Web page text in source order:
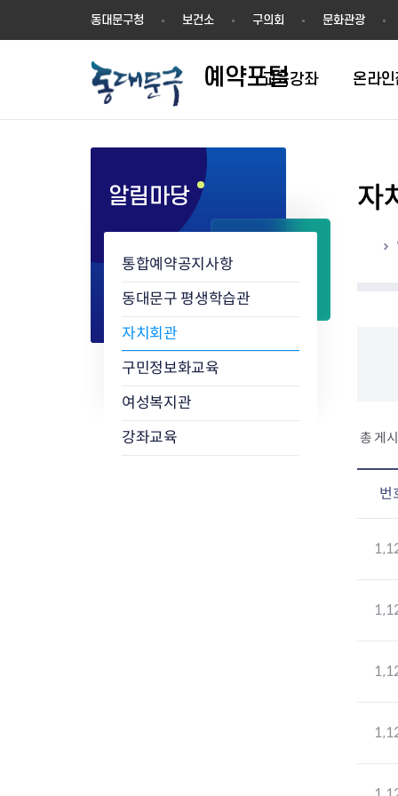
동대문구청 보건소 구의회 문화관광
예약포털교육강좌
평생학습관
동네배움터
온라
알림마당
통합예약공지사항
동대문구 평생학습관
자치회관
구민정보화교육
여성복지관
강좌교육
자
총 게
번